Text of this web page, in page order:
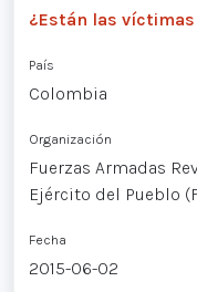
¿Están las
País
Colombia
Organización
Fuerzas Armadas
Ejército del Pueblo
Fecha
2015-06-02